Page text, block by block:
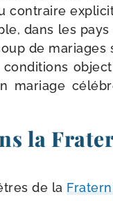
contraire
dans les
de
condi­tions
mariage
la
de la